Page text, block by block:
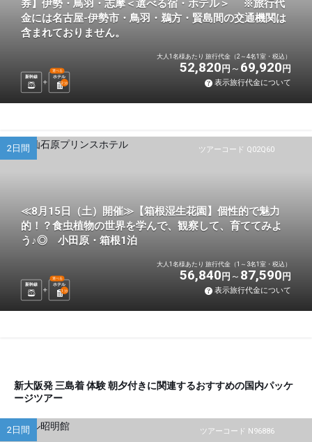
券】伊勢・鳥羽・志摩＜選べる宿・ホテル＞ ※旅行代
金には名古屋-伊勢市・鳥羽・鵜方・賢島間の交通機関は
含まれておりません。
新幹線 ホテル
選べる
2泊
大人1名様あたり 旅行代金（2～4名1室・税込）
52,820 円 69,920 円
表示旅行代金について
ツアーコード Q02Q60
2日間
≪8月15日（土）開催≫【箱根湿生花園】個性的で魅力
的！？食虫植物の世界を学んで、観察して、育ててみよ
う♪◎ 小田原・箱根1泊
新幹線 ホテル
選べる
1 泊
大人1名様あたり 旅行代金（1～3名1室・税込）
56,840 円 87,590 円
表示旅行代金について
新大阪発 三島着 体験 朝夕付きに関連するおすすめの国内パッケ
ージツアー
ツアーコード N96886
2日間